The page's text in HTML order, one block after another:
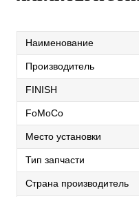
Наименование
Производитель
FINISH
FoMoCo
Место установки
Тип запчасти
Страна производитель